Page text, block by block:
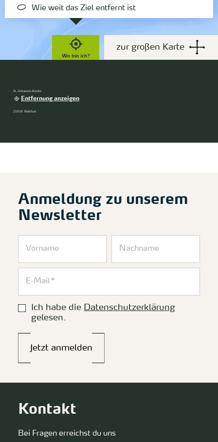
Wo bin ich?
Wie weit das Ziel entfernt ist
zur großen Karte
St.-Johannis-Kirche
Entfernung anzeigen
25938 Nieblum
Anmeldung zu unserem
Newsletter
Ich habe die Datenschutzerklärung
gelesen.
Jetzt anmelden
Kontakt
Bei Fragen erreichst du uns